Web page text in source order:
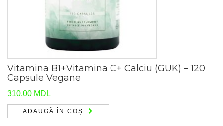
Vitamina B1+Vitamina C+ Calciu (GUK) – 120
Capsule Vegane
310,00 MDL
ADAUGĂ ÎN COȘ